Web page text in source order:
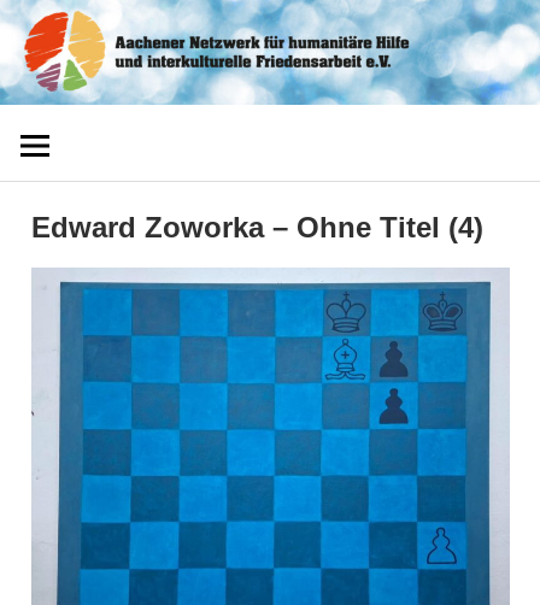
Zum
Inhalt
springen
Aachener
Netzwerk
Edward Zoworka – Ohne Titel (4)